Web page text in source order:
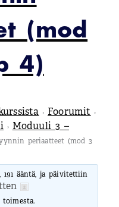
(mod
4)
› Foorumit ›
› Moduuli 3 –
periaatteet (mod 3
191 ääntä, ja päivitettiin
toimesta.